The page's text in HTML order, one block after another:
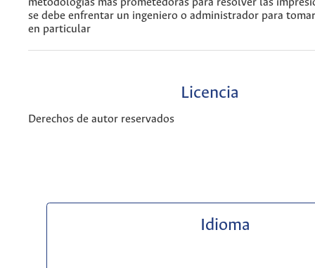
se debe enfrentar un ingeniero o administrador para
en particular
Licencia
Derechos de autor reservados
Idioma